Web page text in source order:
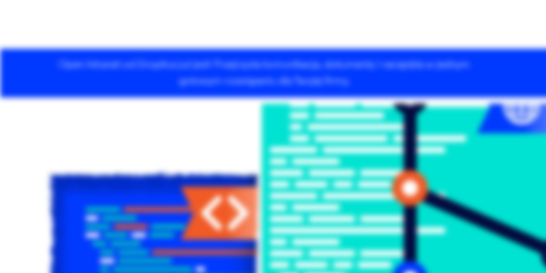
Open Intranet od Droptica już jest! Przejrzysta komunikacja, dokumenty i narzędzia w jednym
gotowym rozwiązaniu dla Twojej firmy.
Usługi Drupala Rozwiązania Drupala